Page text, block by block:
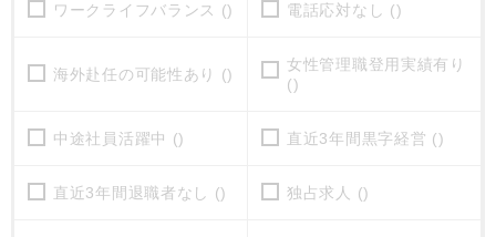
ワークライフバランス () 電話応対なし ()
海外赴任の可能性あり ()
女性管理職登用実績有り
()
中途社員活躍中 () 直近3年間黒字経営 ()
直近3年間退職者なし () 独占求人 ()